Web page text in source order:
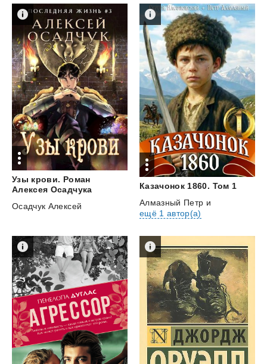
Узы крови. Роман
Алексея Осадчука
Осадчук Алексей
Казачонок 1860. Том 1
Алмазный Петр и
ещё 1 автор(а)